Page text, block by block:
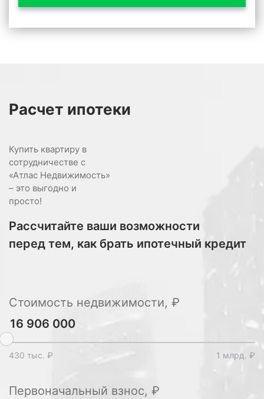
Расчет ипотеки
Купить квартиру в
сотрудничестве с
«Атлас Недвижимость»
– это выгодно и
просто!
Рассчитайте ваши возможности
перед тем, как брать ипотечный кредит
Стоимость недвижимости, ₽
430 тыс. ₽ 1 млрд. ₽
Первоначальный взнос, ₽